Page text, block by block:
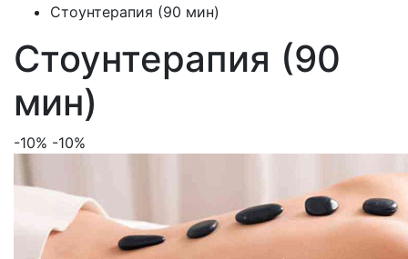
Стоунтерапия (90 мин)
Стоунтерапия (90
мин)
-10% -10%